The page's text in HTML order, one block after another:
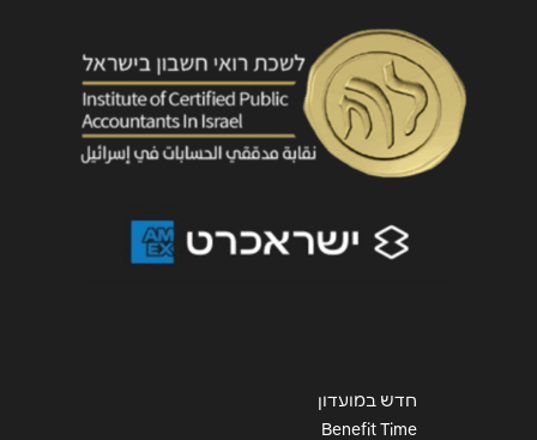
חדש במועדון
Benefit Time